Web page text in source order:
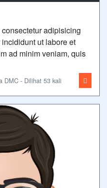
adipisicing
ut labore et
ad minim veniam, quis
DMC - Dilihat 53 kali